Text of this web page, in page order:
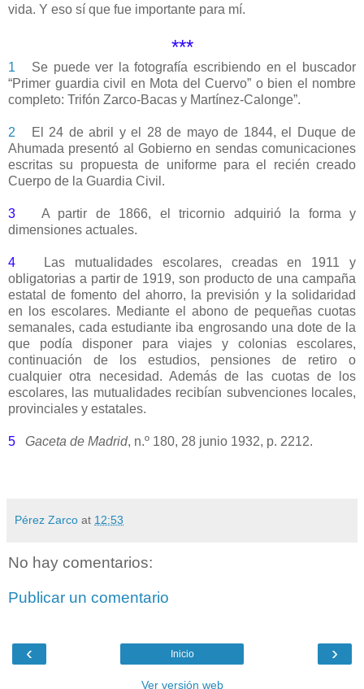
vida. Y eso sí que fue importante para mí.
***
1
Se puede ver la fotografía escribiendo en el buscador
“Primer guardia civil en Mota del Cuervo” o bien el nombre
completo: Trifón Zarco-Bacas y Martínez-Calonge”.
2
El 24 de abril y el 28 de mayo de 1844, el Duque de
Ahumada presentó al Gobierno en sendas comunicaciones
escritas su propuesta de uniforme para el recién creado
Cuerpo de la Guardia Civil.
3 A partir de 1866, el tricornio adquirió la forma y
dimensiones actuales.
4 Las mutualidades escolares, creadas en 1911 y
obligatorias a partir de 1919, son producto de una campaña
estatal de fomento del ahorro, la previsión y la solidaridad
en los escolares. Mediante el abono de pequeñas cuotas
semanales, cada estudiante iba engrosando una dote de la
que podía disponer para viajes y colonias escolares,
continuación de los estudios, pensiones de retiro o
cualquier otra necesidad. Además de las cuotas de los
escolares, las mutualidades recibían subvenciones locales,
provinciales y estatales.
5 Gaceta de Madrid, n.º 180, 28 junio 1932, p. 2212.
Pérez Zarco at 12:53
No hay comentarios:
Publicar un comentario
‹ ›
Inicio
Ver versión web